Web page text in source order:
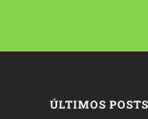
ÚLTIMOS POSTS